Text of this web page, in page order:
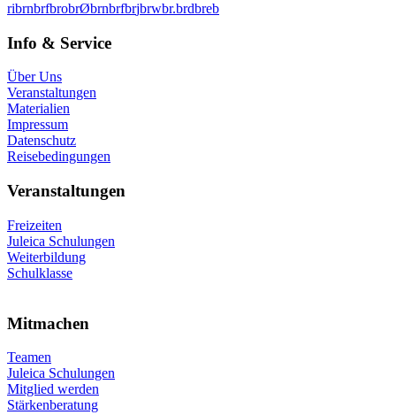
ribrnbrfbrobrØbrnbrfbrjbrwbr.brdbreb
Info & Service
Über Uns
Veranstaltungen
Materialien
Impressum
Datenschutz
Reisebedingungen
Veranstaltungen
Freizeiten
Juleica Schulungen
Weiterbildung
Schulklasse
Mitmachen
Teamen
Juleica Schulungen
Mitglied werden
Stärkenberatung